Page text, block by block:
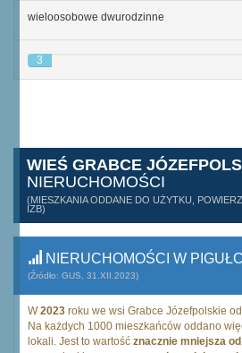
wieloosobowe dwurodzinne
3
WIEŚ GRABCE
NIERUCHOMOŚCI
(MIESZKANIA ODDANE DO UŻYTKU,
IZB)
NIERUCHOMOŚCI W
(Źródło: GUS, 31.XII.2023)
W2023 roku we wsi Grabce Józefpolskie
Na każdych 1000 mieszkańców oddano
lokali. Jest to wartość znacznie mniejsza od